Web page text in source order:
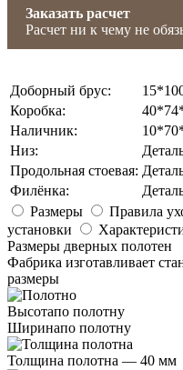
Заказать расчет
Расчет ни к чему не
Доборный брус:
Коробка:
Наличник:
Низ:
Продольная стоевая:
Филёнка:
Размеры
Правила
установки
Размеры дверных полотен
Фабрика изготавливает
размеры
Высотапо полотну
Ширинапо полотну
Толщина полотна — 40 мм